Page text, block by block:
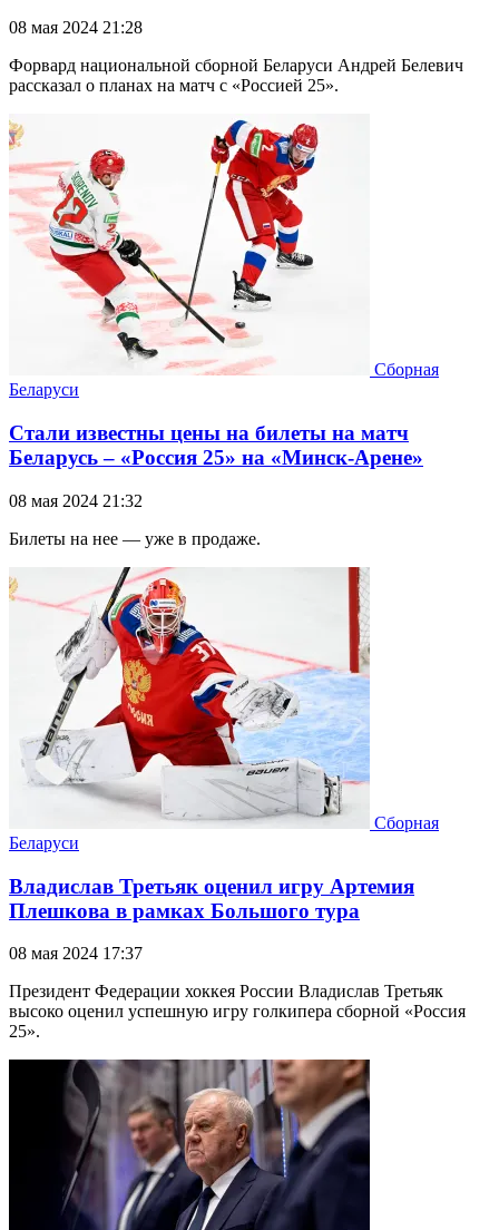
08 мая 2024 21:28
Форвард национальной сборной Беларуси Андрей Белевич
рассказал о планах на матч с «Россией 25».
Сборная
Беларуси
Стали известны цены на билеты на матч
Беларусь – «Россия 25» на «Минск-Арене»
08 мая 2024 21:32
Билеты на нее — уже в продаже.
Сборная
Беларуси
Владислав Третьяк оценил игру Артемия
Плешкова в рамках Большого тура
08 мая 2024 17:37
Президент Федерации хоккея России Владислав Третьяк
высоко оценил успешную игру голкипера сборной «Россия
25».